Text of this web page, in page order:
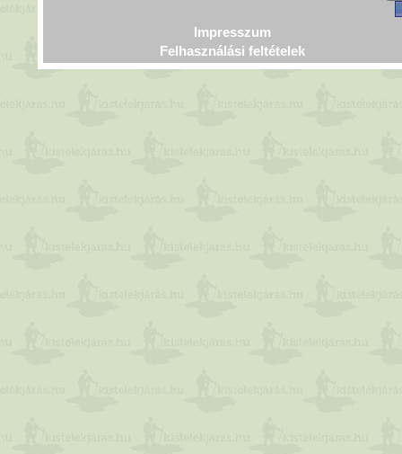
Impresszum
Felhasználási feltételek